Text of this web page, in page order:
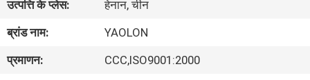
हमारे
बारे
उत्पत्ति के प्लेस:
हेनान, चीन
ब्रांड नाम:
YAOLON
प्रमाणन:
CCC,ISO9001:2000